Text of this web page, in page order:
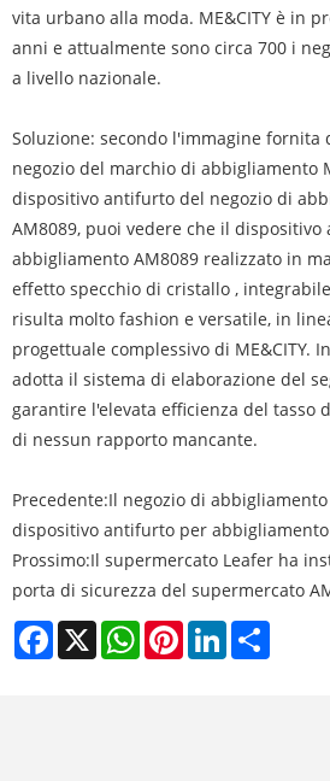
vita urbano alla moda. ME&CITY è in
anni e attualmente sono circa 700 i
a livello nazionale.
Soluzione: secondo l'immagine fornita
negozio del marchio di abbigliamento
dispositivo antifurto del negozio di
AM8089, puoi vedere che il
abbigliamento AM8089 realizzato in
effetto specchio di cristallo ,
risulta molto fashion e versatile, in
progettuale complessivo di ME&CITY.
adotta il sistema di elaborazione del
garantire l'elevata efficienza del tasso
di nessun rapporto mancante.
Precedente:Il negozio di
dispositivo antifurto per abbigliamento
Prossimo:Il supermercato Leafer ha
porta di sicurezza del supermercato
Facebook
X WhatsAppPinterestLinkedIn